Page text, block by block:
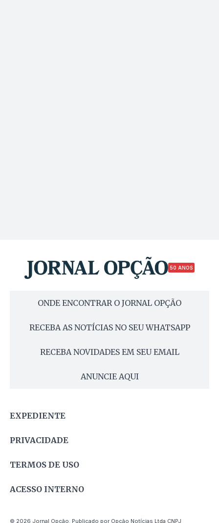
50 ANOS
ONDE ENCONTRAR O JORNAL OPÇÃO
RECEBA AS NOTÍCIAS NO SEU WHATSAPP
RECEBA NOVIDADES EM SEU EMAIL
ANUNCIE AQUI
EXPEDIENTE
PRIVACIDADE
TERMOS DE USO
ACESSO INTERNO
© 2026 Jornal Opção. Publicado por Opção Notícias Ltda CNPJ